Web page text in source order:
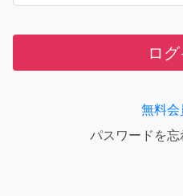
ロ
無料
パスワードを忘